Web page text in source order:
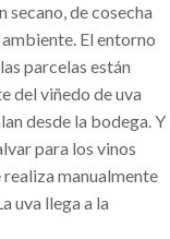
de cosecha
El entorno
parcelas están
del viñedo de uva
desde la bodega. Y
para los vinos
realiza manualmente
uva llega a la